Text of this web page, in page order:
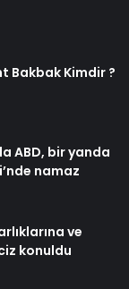
Bakbak Kimdir ?
ABD, bir yanda
namaz
ve
konuldu